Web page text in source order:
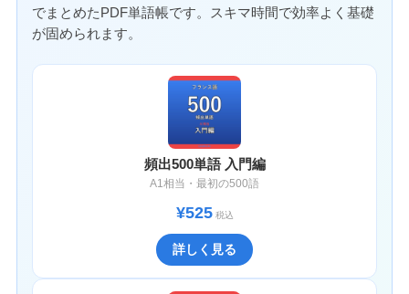
でまとめたPDF単語帳です。スキマ時間で効率よく基礎
が固められます。
頻出500単語 入門編
A1相当・最初の500語
¥525税込
詳しく見る